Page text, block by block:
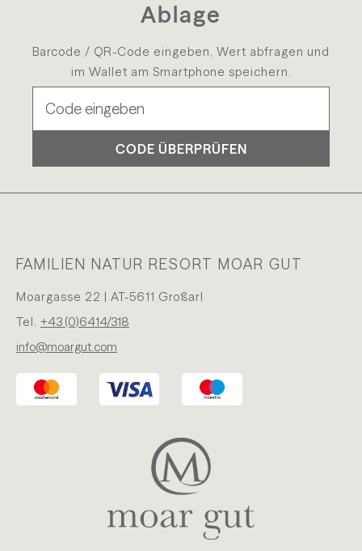
Ablage
Barcode / QR-Code eingeben, Wert abfragen und
im Wallet am Smartphone speichern.
CODE ÜBERPRÜFEN
FAMILIEN NATUR RESORT MOAR GUT
Moargasse 22 | AT-5611 Großarl
Tel. +43 (0)6414/318
info@moargut.com